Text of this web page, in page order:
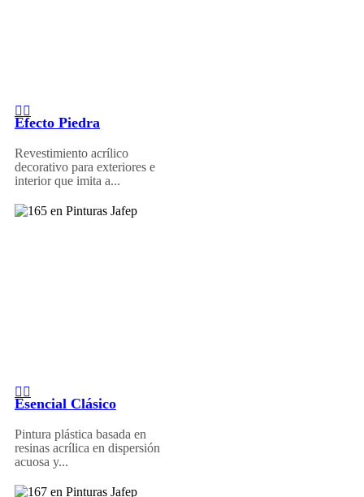
Efecto Piedra
Revestimiento acrílico
decorativo para exteriores e
interior que imita a...
Esencial Clásico
Pintura plástica basada en
resinas acrílica en dispersión
acuosa y...